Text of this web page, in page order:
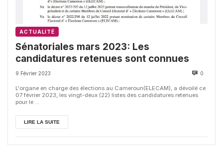
ACTUALITÉ
Sénatoriales mars 2023: Les
candidatures retenues sont connues
9 Février 2023 0
L'organe en charge des élections au Cameroun(ELECAM), a dévoilé ce
07 février 2023, les vingt-deux (22) listes des candidatures retenues
pour le ...
LIRE LA SUITE